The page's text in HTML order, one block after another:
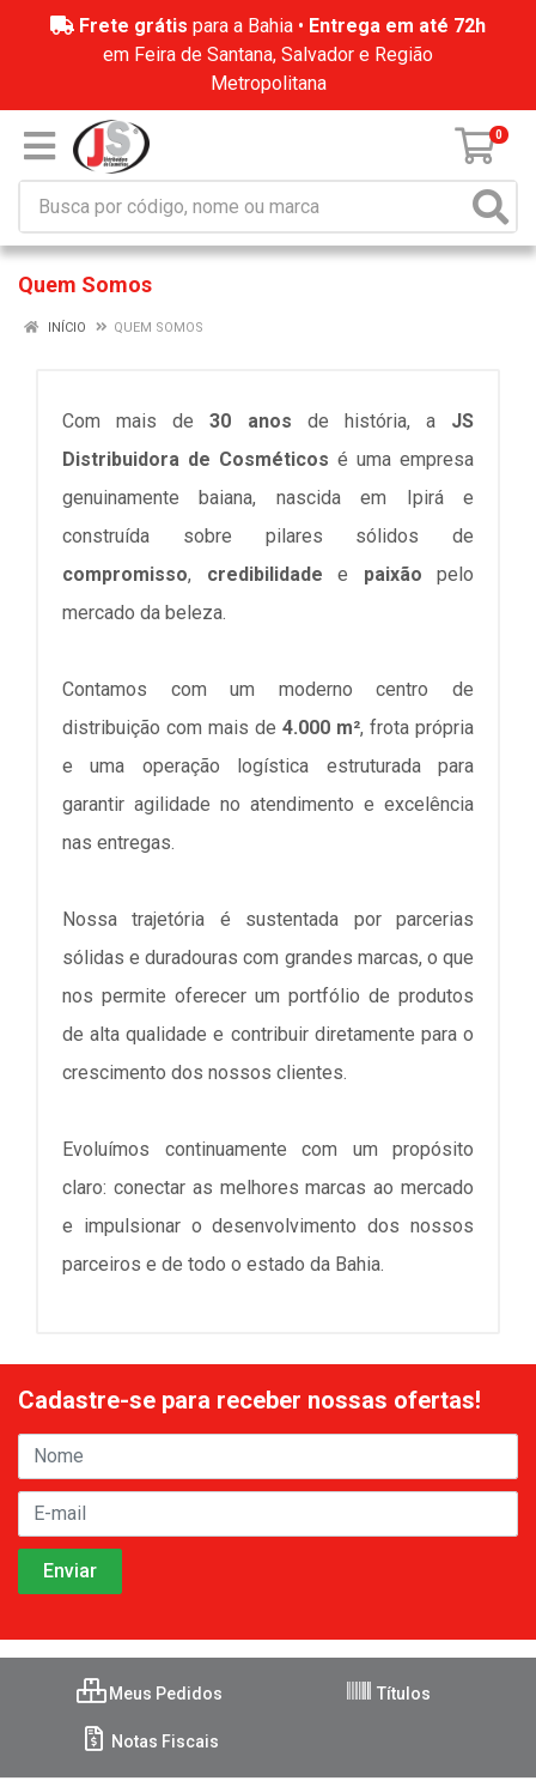
Frete grátis para a Bahia • Entrega em até 72h
em Feira de Santana, Salvador e Região
Metropolitana
0
Quem Somos
INÍCIO QUEM SOMOS
Com mais de30 anos de história, a JS
Distribuidora de Cosméticos é uma empresa
genuinamente baiana, nascida em Ipirá e
construída sobre pilares sólidos de
compromisso, credibilidade e paixão pelo
mercado da beleza.
Contamos com um moderno centro de
distribuição com mais de 4.000 m², frota própria
e uma operação logística estruturada para
garantir agilidade no atendimento e excelência
nas entregas.
Nossa trajetória é sustentada por parcerias
sólidas e duradouras com grandes marcas, o que
nos permite oferecer um portfólio de produtos
de alta qualidade e contribuir diretamente para o
crescimento dos nossos clientes.
Evoluímos continuamente com um propósito
claro: conectar as melhores marcas ao mercado
e impulsionar o desenvolvimento dos nossos
parceiros e de todo o estado da Bahia.
Cadastre-se para receber nossas ofertas!
Meus Pedidos Títulos
Notas Fiscais